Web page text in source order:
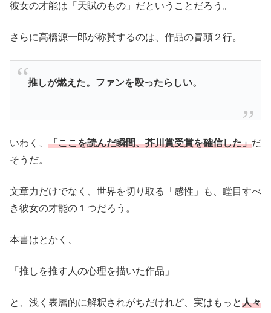
彼女の才能は「天賦のもの」だということだろう。
さらに高橋源一郎が称賛するのは、作品の冒頭２行。
推しが燃えた。ファンを殴ったらしい。
いわく、 「ここを読んだ瞬間、芥川賞受賞を確信した」だ
そうだ。
文章力だけでなく、世界を切り取る「感性」も、瞠目すべ
き彼女の才能の１つだろう。
本書はとかく、
「推しを推す人の心理を描いた作品」
と、浅く表層的に解釈されがちだけれど、実はもっと人々